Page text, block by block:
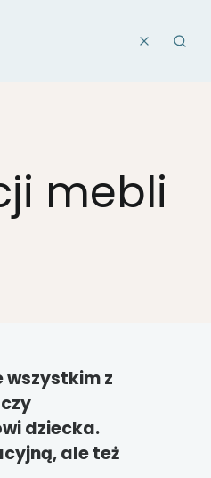
WyczyśćSzukaj
mebli
wszystkim z
dziecka.
ale też